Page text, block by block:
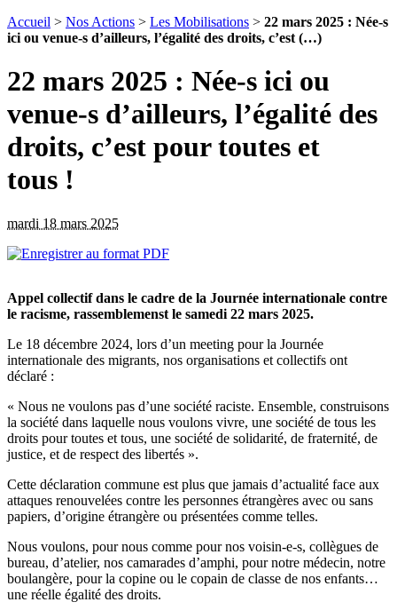
Accueil > Nos Actions > Les Mobilisations > 22 mars 2025 : Née-s
ici ou venue-s d’ailleurs, l’égalité des droits, c’est (…)
22 mars 2025 : Née-s ici ou
venue-s d’ailleurs, l’égalité des
droits, c’est pour toutes et
tous !
mardi 18 mars 2025
Appel collectif dans le cadre de la Journée internationale contre
le racisme, rassemblemenst le samedi 22 mars 2025.
Le 18 décembre 2024, lors d’un meeting pour la Journée
internationale des migrants, nos organisations et collectifs ont
déclaré :
« Nous ne voulons pas d’une société raciste. Ensemble, construisons
la société dans laquelle nous voulons vivre, une société de tous les
droits pour toutes et tous, une société de solidarité, de fraternité, de
justice, et de respect des libertés ».
Cette déclaration commune est plus que jamais d’actualité face aux
attaques renouvelées contre les personnes étrangères avec ou sans
papiers, d’origine étrangère ou présentées comme telles.
Nous voulons, pour nous comme pour nos voisin-e-s, collègues de
bureau, d’atelier, nos camarades d’amphi, pour notre médecin, notre
boulangère, pour la copine ou le copain de classe de nos enfants…
une réelle égalité des droits.